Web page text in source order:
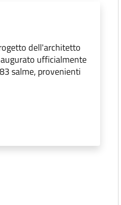
dell'architetto
ufficialmente
salme, provenienti